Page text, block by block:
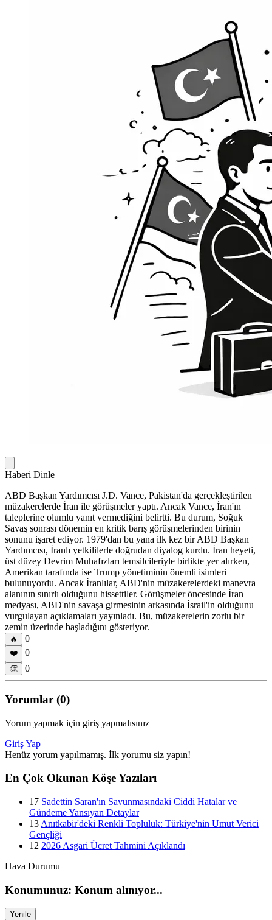
Haberi Dinle
ABD Başkan Yardımcısı J.D. Vance, Pakistan'da gerçekleştirilen
müzakerelerde İran ile görüşmeler yaptı. Ancak Vance, İran'ın
taleplerine olumlu yanıt vermediğini belirtti. Bu durum, Soğuk
Savaş sonrası dönemin en kritik barış görüşmelerinden birinin
sonunu işaret ediyor. 1979'dan bu yana ilk kez bir ABD Başkan
Yardımcısı, İranlı yetkililerle doğrudan diyalog kurdu. İran heyeti,
üst düzey Devrim Muhafızları temsilcileriyle birlikte yer alırken,
Amerikan tarafında ise Trump yönetiminin önemli isimleri
bulunuyordu. Ancak İranlılar, ABD'nin müzakerelerdeki manevra
alanının sınırlı olduğunu hissettiler. Görüşmeler öncesinde İran
medyası, ABD'nin savaşa girmesinin arkasında İsrail'in olduğunu
vurgulayan açıklamaları yayınladı. Bu, müzakerelerin zorlu bir
zemin üzerinde başladığını gösteriyor.
🔥 0
❤️ 0
👏 0
Yorumlar (0)
Yorum yapmak için giriş yapmalısınız
Giriş Yap
Henüz yorum yapılmamış. İlk yorumu siz yapın!
En Çok Okunan Köşe Yazıları
17 Sadettin Saran'ın Savunmasındaki Ciddi Hatalar ve
Gündeme Yansıyan Detaylar
13 Anıtkabir'deki Renkli Topluluk: Türkiye'nin Umut Verici
Gençliği
12 2026 Asgari Ücret Tahmini Açıklandı
Hava Durumu
Konumunuz: Konum alınıyor...
Yenile